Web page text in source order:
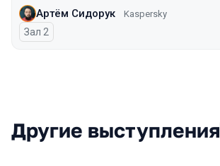
Артём Сидорук Kaspersky
Зал 2
Другие выступления